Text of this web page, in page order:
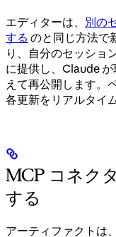
エディターは、 別の
する のと同じ方法で
り、自分のセッショ
に提供し、Claude
えて再公開します。
各更新をリアルタイ
MCP コネク
する
アーティファクトは